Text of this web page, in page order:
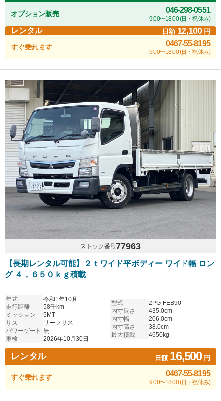
オプション販売 046-298-0551
9:00〜18:00 (日・祝休み)
レンタル 日額 12,100円
すぐ乗れます 0467-55-8195
9:00〜18:00 (日・祝休み)
ストック番号77963
【長期レンタル可能】２ｔワイド平ボディー ワイド幅 ロン
グ ４，６５０ｋｇ積載
年式
令和1年10月
走行距離
58千km
ミッション
5MT
サス
リーフサス
パワーゲート 無
車検
2026年10月30日
型式
2PG-FEB90
内寸長さ
435.0cm
内寸幅
206.0cm
内寸高さ
38.0cm
最大積載
4650kg
レンタル 日額 16,500円
すぐ乗れます 0467-55-8195
9:00〜18:00 (日・祝休み)